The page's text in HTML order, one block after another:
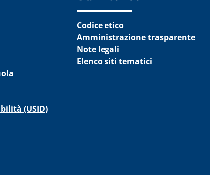
(USID)
Codice etico
Amministrazione trasparente
Note legali
Elenco siti tematici